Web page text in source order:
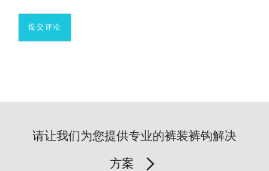
请让我们为您提供专业的裤装裤钩解决
方案